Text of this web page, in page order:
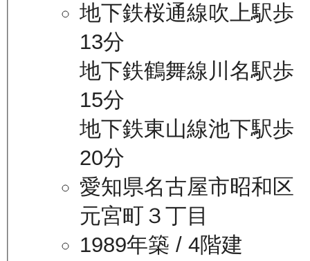
地下鉄桜通線吹上駅歩
13分
地下鉄鶴舞線川名駅歩
15分
地下鉄東山線池下駅歩
20分
愛知県名古屋市昭和区
元宮町３丁目
1989年築 / 4階建